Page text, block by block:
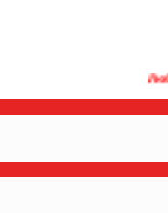
Любой тур возможно